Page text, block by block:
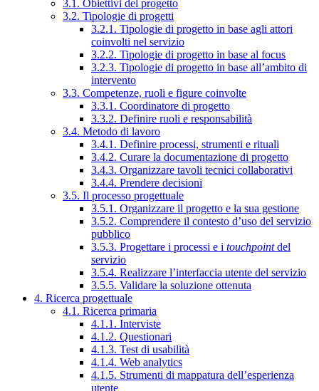
3.1. Obiettivi del progetto
3.2. Tipologie di progetti
3.2.1. Tipologie di progetto in base agli attori
coinvolti nel servizio
3.2.2. Tipologie di progetto in base al focus
3.2.3. Tipologie di progetto in base all’ambito di
intervento
3.3. Competenze, ruoli e figure coinvolte
3.3.1. Coordinatore di progetto
3.3.2. Definire ruoli e responsabilità
3.4. Metodo di lavoro
3.4.1. Definire processi, strumenti e rituali
3.4.2. Curare la documentazione di progetto
3.4.3. Organizzare tavoli tecnici collaborativi
3.4.4. Prendere decisioni
3.5. Il processo progettuale
3.5.1. Organizzare il progetto e la sua gestione
3.5.2. Comprendere il contesto d’uso del servizio
pubblico
3.5.3. Progettare i processi e i touchpointdel
servizio
3.5.4. Realizzare l’interfaccia utente del servizio
3.5.5. Validare la soluzione ottenuta
4. Ricerca progettuale
4.1. Ricerca primaria
4.1.1. Interviste
4.1.2. Questionari
4.1.3. Test di usabilità
4.1.4. Web analytics
4.1.5. Strumenti di mappatura dell’esperienza
utente